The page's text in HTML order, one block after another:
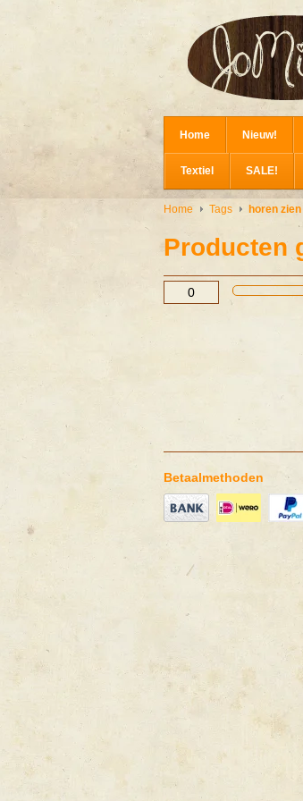
Home Nieuw!
Textiel SALE!
Home Tags horen
Producten
Betaalmethoden